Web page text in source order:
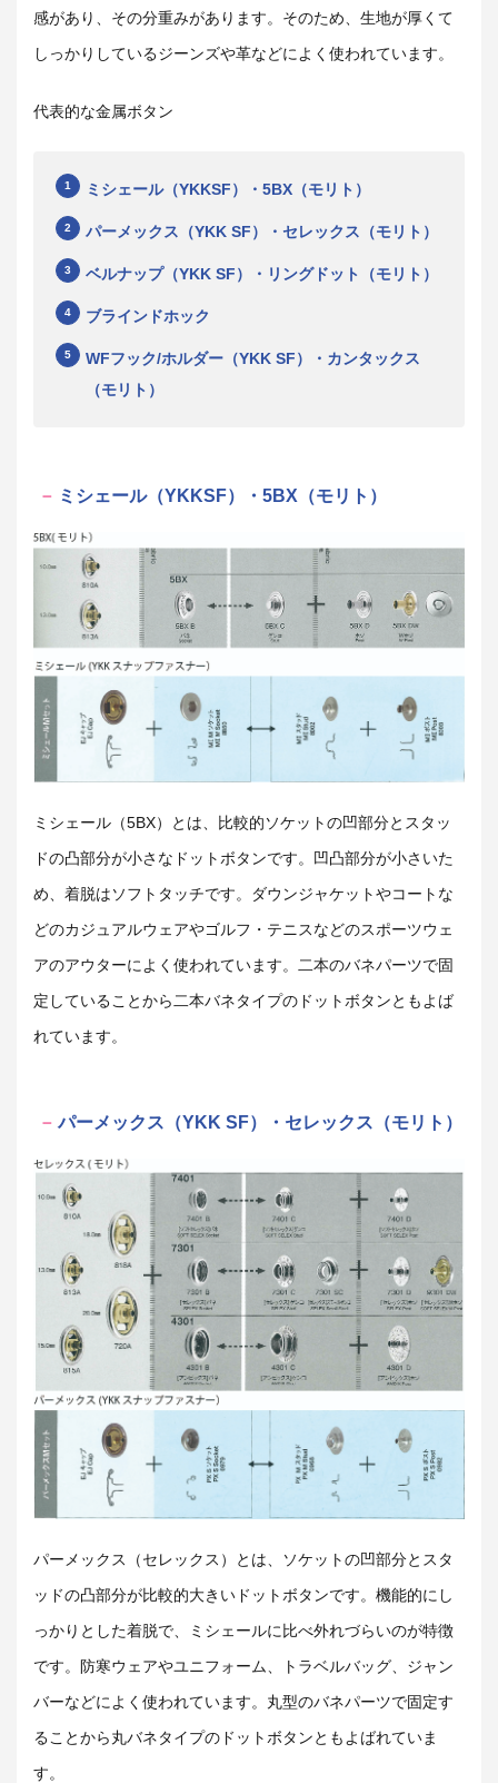
感があり、その分重みがあります。そのため、生地が厚くて
しっかりしているジーンズや革などによく使われています。
代表的な金属ボタン
ミシェール（YKKSF）・5BX（モリト）
パーメックス（YKK SF）・セレックス（モリト）
ベルナップ（YKK SF）・リングドット（モリト）
ブラインドホック
WFフック/ホルダー（YKK SF）・カンタックス
（モリト）
ミシェール（YKKSF）・5BX（モリト）
ミシェール（5BX）とは、比較的ソケットの凹部分とスタッ
ドの凸部分が小さなドットボタンです。凹凸部分が小さいた
め、着脱はソフトタッチです。ダウンジャケットやコートな
どのカジュアルウェアやゴルフ・テニスなどのスポーツウェ
アのアウターによく使われています。二本のバネパーツで固
定していることから二本バネタイプのドットボタンともよば
れています。
パーメックス（YKK SF）・セレックス（モリト）
パーメックス（セレックス）とは、ソケットの凹部分とスタ
ッドの凸部分が比較的大きいドットボタンです。機能的にし
っかりとした着脱で、ミシェールに比べ外れづらいのが特徴
です。防寒ウェアやユニフォーム、トラベルバッグ、ジャン
バーなどによく使われています。丸型のバネパーツで固定す
ることから丸バネタイプのドットボタンともよばれていま
す。